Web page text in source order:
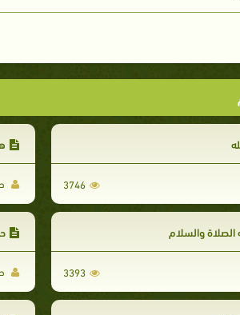
3746
الصلاة والسلام
3393